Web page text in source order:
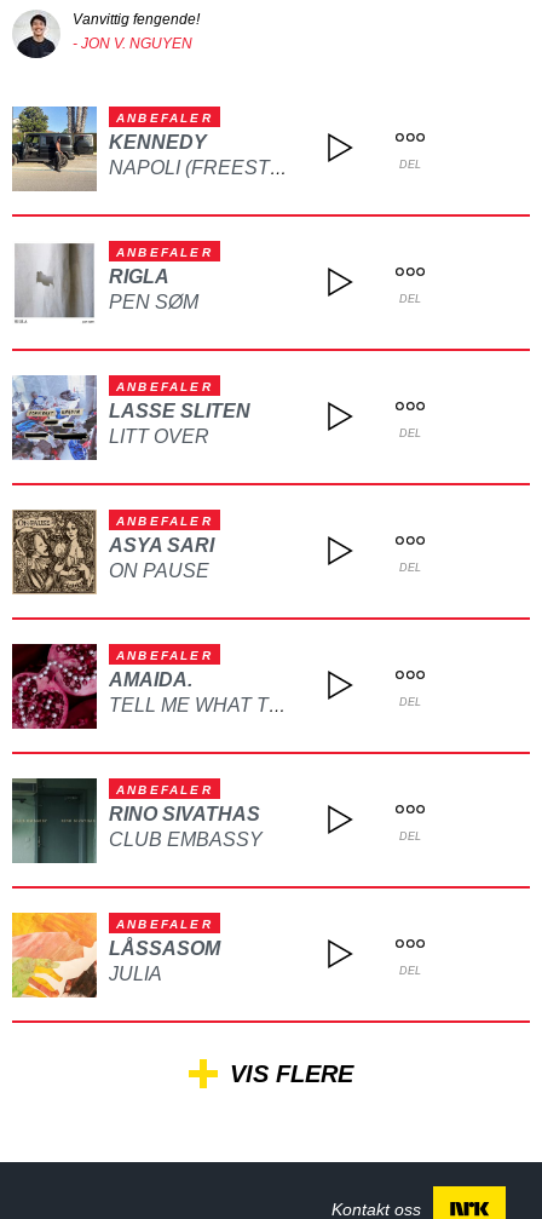
Vanvittig fengende!
- JON V. NGUYEN
ANBEFALER
KENNEDY
NAPOLI (FREESTYLE) DEL
ANBEFALER
RIGLA
PEN SØM
DEL
ANBEFALER
LASSE SLITEN
LITT OVER
DEL
ANBEFALER
ASYA SARI
ON PAUSE
DEL
ANBEFALER
AMAIDA.
TELL ME WHAT TO DO DEL
ANBEFALER
RINO SIVATHAS
CLUB EMBASSY
DEL
ANBEFALER
LÅSSASOM
JULIA
DEL
VIS FLERE
Kontakt oss